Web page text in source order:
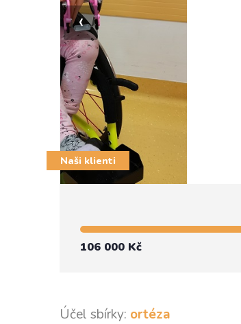
‹
Naši klienti
106 000 Kč
Účel sbírky: ortéza